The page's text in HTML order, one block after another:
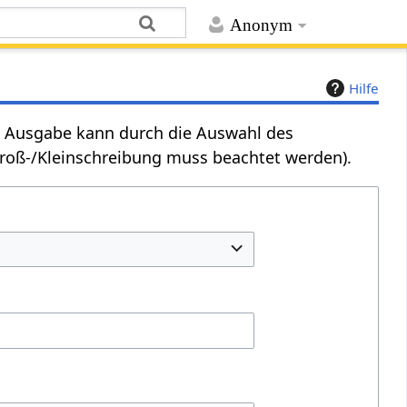
Anonym
Hilfe
kann durch die Auswahl des
Kleinschreibung muss beachtet werden).